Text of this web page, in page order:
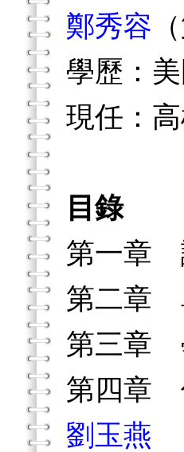
鄭秀容
學歷：
現任：
目錄
第一章
第二章
第三章
第四章
劉玉燕